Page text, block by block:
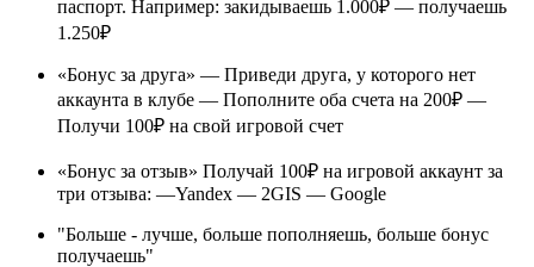
паспорт. Например: закидываешь 1.000₽ — получаешь
1.250₽
«Бонус за друга» — Приведи друга, у которого нет
аккаунта в клубе — Пополните оба счета на 200₽ —
Получи 100₽ на свой игровой счет
«Бонус за отзыв» Получай 100₽ на игровой аккаунт за
три отзыва: —Yandex — 2GIS — Google
"Больше - лучше, больше пополняешь, больше бонус
получаешь"